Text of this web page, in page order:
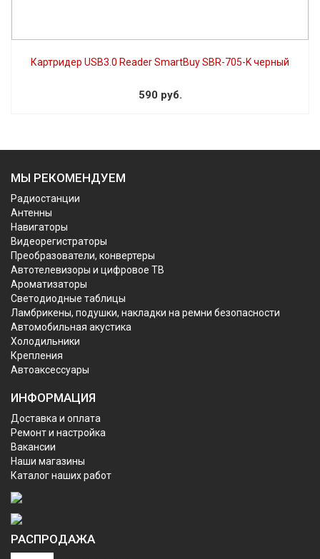
Картридер USB3.0 Reader SmartBuy SBR-705-K черный
590 руб.
МЫ РЕКОМЕНДУЕМ
Радиостанции
Антенны
Навигаторы
Видеорегистраторы
Преобразователи, конвертеры
Автотелевизоры и цифровое ТВ
Ароматизаторы
Светодиодные таблицы
Ламбрикены, подушки, накладки на ремни безопасности
Автомобильная акустика
Холодильники
Крепления
Автоаксессуары
ИНФОРМАЦИЯ
Доставка и оплата
Ремонт и настройка
Вакансии
Наши магазины
Каталог наших работ
РАСПРОДАЖА